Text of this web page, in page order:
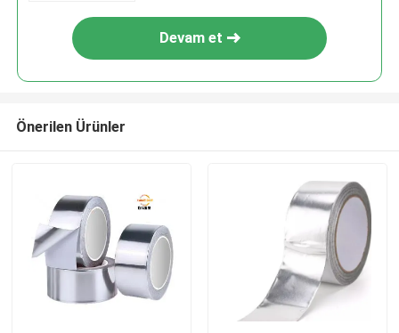
Devam et
Önerilen Ürünler